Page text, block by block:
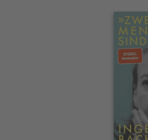
Interaktives